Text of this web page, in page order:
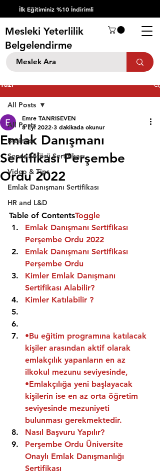
İlk Eğitiminiz %10 İndirimli
Mesleki Yeterlilik
Belgelendirme
Yazı
All Posts
Business
Servis Şöförü Sertifikası
Video & Tips
Emlak Danışmanı Sertifikası
HR and L&D
All Posts
Emlak Danışmanı
Sertifikası Perşembe
Ordu 2022
Emre TANRISEVEN
8 Eyl 2022 3 dakikada okunur
Table of ContentsToggle
Emlak Danışmanı Sertifikası
Perşembe Ordu 2022
Emlak Danışmanı Sertifikası
Perşembe Ordu
Kimler Emlak Danışmanı
Sertifikası Alabilir?
Kimler Katılabilir ?
•Bu eğitim programına katılacak
kişiler arasından aktif olarak
emlakçılık yapanların en az
ilkokul mezunu seviyesinde,
•Emlakçılığa yeni başlayacak
kişilerin ise en az orta öğretim
seviyesinde mezuniyeti
bulunması gerekmektedir.
Nasıl Başvuru Yapılır?
Perşembe Ordu Üniversite
Onaylı Emlak Danışmanlığı
Sertifikası